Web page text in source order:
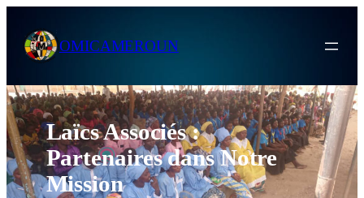
content
OMICAMEROUN
Laïcs Associés :
Partenaires dans Notre
Mission